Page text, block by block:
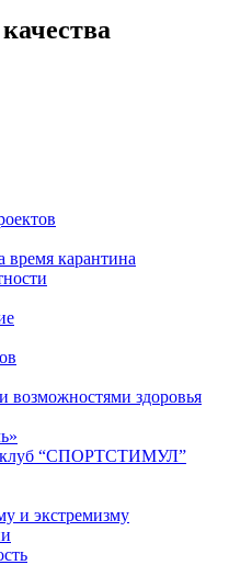
время карантина
возможностями здоровья
клуб “СПОРТСТИМУЛ”
и экстремизму